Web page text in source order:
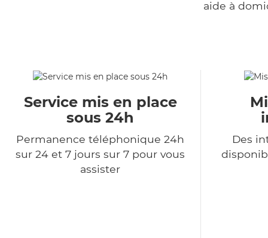
aide à
Service mis en place
sous 24h
Permanence téléphonique 24h
sur 24 et 7 jours sur 7 pour vous
assister
Des